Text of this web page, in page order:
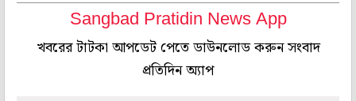
Sangbad Pratidin News App
খবরের টাটকা আপডেট পেতে ডাউনলোড করুন সংবাদ
প্রতিদিন অ্যাপ